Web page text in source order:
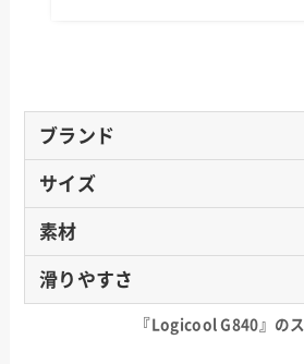
ブランド
サイズ
素材
滑りやすさ
『Logicool G840』の